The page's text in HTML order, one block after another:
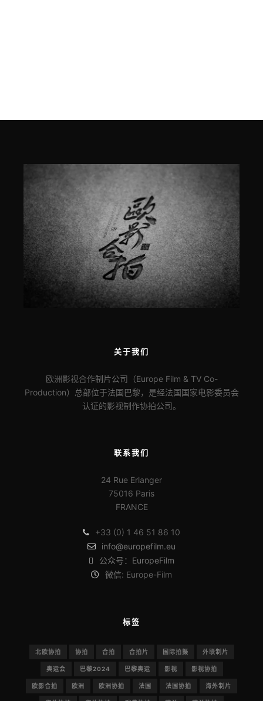
关于我们
欧洲影视合作制片公司（Europe Film & TV Co-
Production）总部位于法国巴黎，是经法国国家电影委员会
认证的影视制作协拍公司。
联系我们
24 Rue Erlanger
75016 Paris
FRANCE
+33 (0) 1 46 51 86 10
info@europefilm.eu
公众号：EuropeFilm
微信: Europe-Film
标签
北欧协拍 协拍 合拍 合拍片 国际拍摄 外联制片
奥运会 巴黎2024 巴黎奥运 影视 影视协拍
欧影合拍 欧洲 欧洲协拍 法国 法国协拍 海外制片